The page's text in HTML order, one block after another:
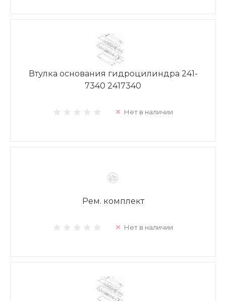
Втулка основания гидроцилиндра 241-
7340 2417340
Нет в наличии
Рем. комплект
Нет в наличии